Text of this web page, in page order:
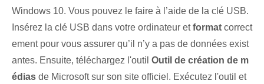
Windows 10. Vous pouvez le faire à l’aide de la clé USB.
Insérez la clé USB dans votre ordinateur etformat correct
ement pour vous assurer qu’il n’y a pas de données exist
antes. Ensuite, téléchargez l'outil Outil de création de m
édias de Microsoft sur son site officiel. Exécutez l'outil et